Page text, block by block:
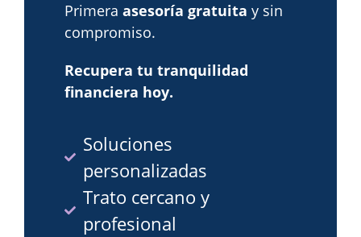
Primera asesoría gratuita y sin
compromiso.
Recupera tu tranquilidad
financiera hoy.
Soluciones
personalizadas
Trato cercano y
profesional